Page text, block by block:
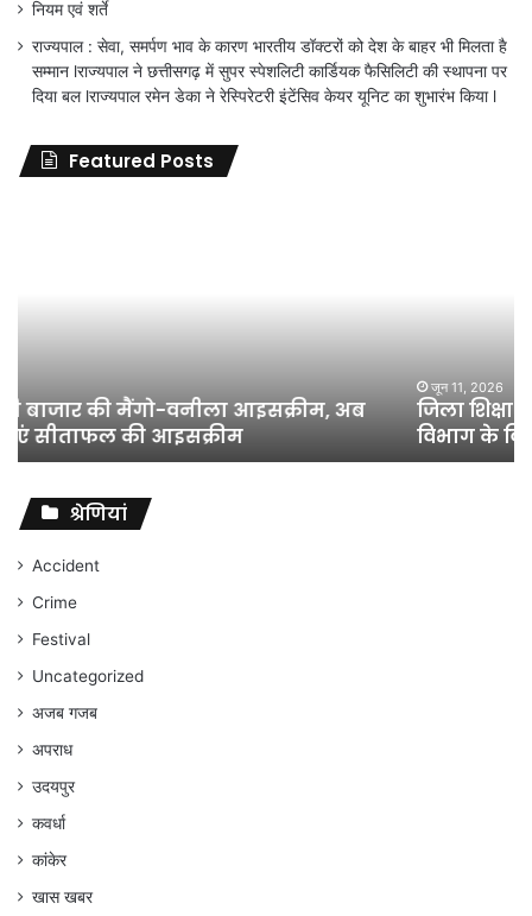
नियम एवं शर्ते
राज्यपाल : सेवा, समर्पण भाव के कारण भारतीय डॉक्टरों को देश के बाहर भी मिलता है
सम्मान lराज्यपाल ने छत्तीसगढ़ में सुपर स्पेशलिटी कार्डियक फैसिलिटी की स्थापना पर
दिया बल lराज्यपाल रमेन डेका ने रेस्पिरेटरी इंटेंसिव केयर यूनिट का शुभारंभ किया l
Featured Posts
विभाग
के
विवादों
संघर्ष
जारी
रहेगा
अंकित
गौरहा
जिला शिक्षा अधिकारी का तबादला हुआ, लेकिन शिक्षा
विभाग के विवादों पर संघर्ष जारी रहेगा : अंकित गौरहा
श्रेणियां
Accident
Crime
Festival
Uncategorized
अजब गजब
अपराध
उदयपुर
कवर्धा
कांकेर
खास खबर